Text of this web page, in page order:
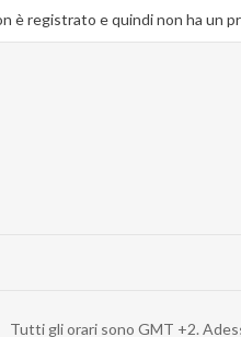
è registrato e quindi non ha un
Tutti gli orari sono GMT +2.